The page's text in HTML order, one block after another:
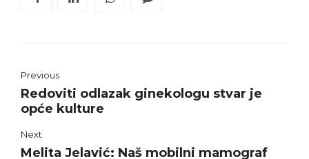
Previous
Redoviti odlazak ginekologu stvar je
opće kulture
Next
Melita Jelavić: Naš mobilni mamograf